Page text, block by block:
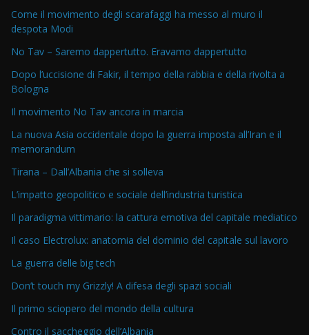
Come il movimento degli scarafaggi ha messo al muro il
despota Modi
No Tav – Saremo dappertutto. Eravamo dappertutto
Dopo l’uccisione di Fakir, il tempo della rabbia e della rivolta a
Bologna
Il movimento No Tav ancora in marcia
La nuova Asia occidentale dopo la guerra imposta all’Iran e il
memorandum
Tirana – Dall’Albania che si solleva
L’impatto geopolitico e sociale dell’industria turistica
Il paradigma vittimario: la cattura emotiva del capitale mediatico
Il caso Electrolux: anatomia del dominio del capitale sul lavoro
La guerra delle big tech
Don’t touch my Grizzly! A difesa degli spazi sociali
Il primo sciopero del mondo della cultura
Contro il saccheggio dell’Albania